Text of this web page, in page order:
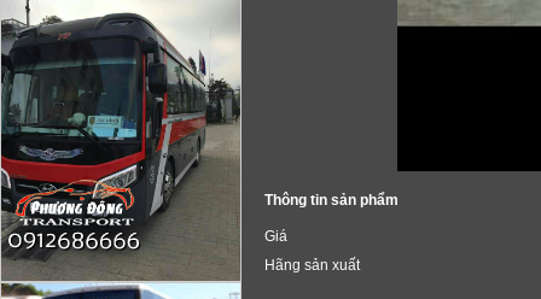
Thông tin sản phẩm
Giá
Hãng sản xuất